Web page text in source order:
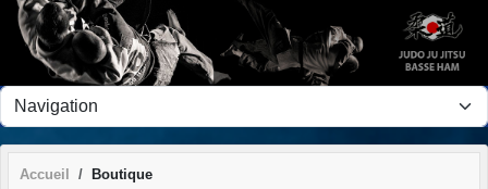
Accueil Boutique
Panneau de gestion des cookies